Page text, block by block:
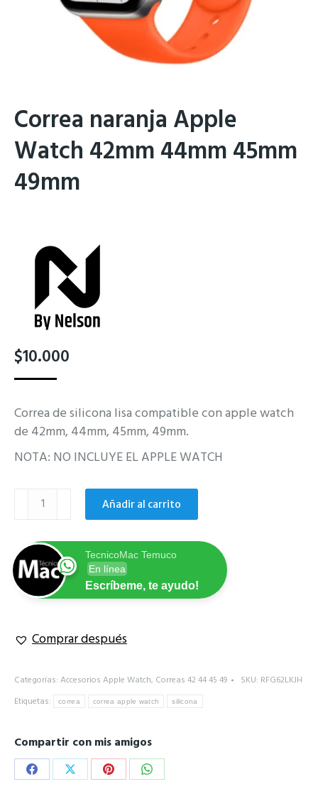
Correa naranja Apple
Watch 42mm 44mm 45mm
49mm
$10.000
Correa de silicona lisa compatible con apple watch
de 42mm, 44mm, 45mm, 49mm.
NOTA: NO INCLUYE EL APPLE WATCH
Correa
Watch
42mm
44mm
cantidad
Añadir al carrito
TecnicoMac Temuco
En línea
Escríbeme, te ayudo!
Comprar después
Categorías: Accesorios Apple Watch, Correas 42 44 45 49 SKU: RFG62LKJH
Etiquetas:
correa correa apple watch silicona
Compartir con mis amigos
Share
Share
Share
Share